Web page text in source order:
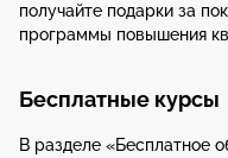
получайте подарки за
программы повышения
Бесплатные курсы
В разделе «Бесплатное